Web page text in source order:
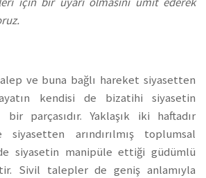
ve buna bağlı hareket siyasetten
kendisi de bizatihi siyasetin
parçasıdır. Yaklaşık iki haftadır
siyasetten arındırılmış toplumsal
siyasetin manipüle ettiği güdümlü
Sivil talepler de geniş anlamıyla